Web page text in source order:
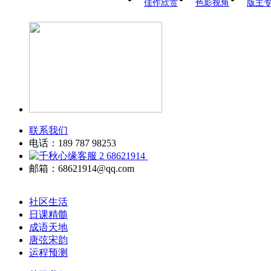
佳作欣赏
色影视角 版主
联系我们
电话：189 787 98253
68621914
邮箱：68621914@qq.com
社区生活
日课精髓
成语天地
唐弦宋韵
运程预测